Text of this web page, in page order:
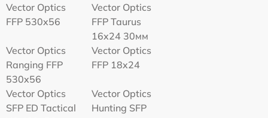
Vector Optics
FFP 530x56
Vector Optics
FFP Taurus
16x24 30мм
Vector Optics
Ranging FFP
530x56
Vector Optics
FFP 18x24
Vector Optics
SFP ED Tactical
Vector Optics
Hunting SFP